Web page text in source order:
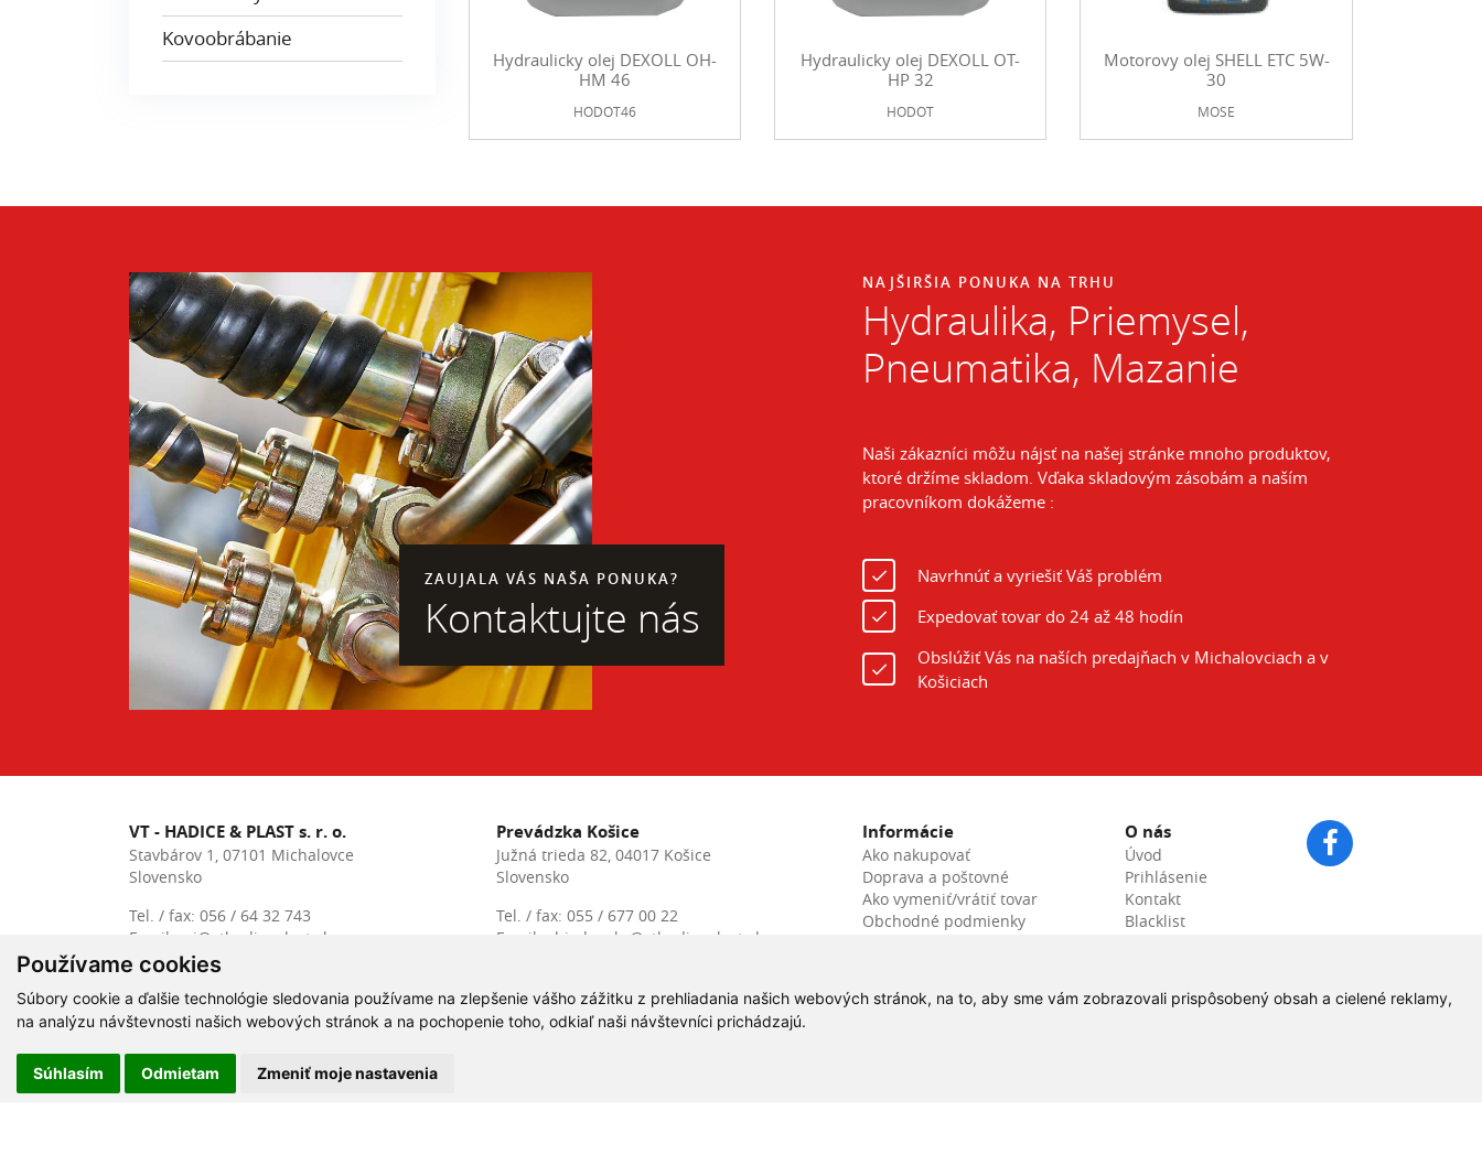
Používame cookies
Súbory cookie a ďalšie technológie sledovania používame na zlepšenie vášho zážitku z prehliadania našich webových stránok, na to, aby sme vám zobrazovali prispôsobený obsah a cielené reklamy,
na analýzu návštevnosti našich webových stránok a na pochopenie toho, odkiaľ naši návštevníci prichádzajú.
Súhlasím Odmietam Zmeniť moje nastavenia
Kovoobrábanie
Hydraulicky olej DEXOLL OH-
HM 46
HODOT46
Hydraulicky olej DEXOLL OT-
HP 32
HODOT
Motorovy olej SHELL ETC 5W-
30
MOSE
NAJŠIRŠIA PONUKA NA TRHU
Hydraulika, Priemysel,
Pneumatika, Mazanie
Naši zákazníci môžu nájsť na našej stránke mnoho produktov,
ktoré držíme skladom. Vďaka skladovým zásobám a naším
pracovníkom dokážeme :
Navrhnúť a vyriešiť Váš problém
Expedovať tovar do 24 až 48 hodín
Obslúžiť Vás na naších predajňach v Michalovciach a v
Košiciach
ZAUJALA VÁS NAŠA PONUKA?
Kontaktujte nás
VT - HADICE & PLAST s. r. o.
Stavbárov 1, 07101 Michalovce
Slovensko
Tel. / fax: 056 / 64 32 743
Email:
mi@vthadiceplast.sk
Otváracia doba: 07:00 - 15:30
NON-STOP
služba:
+421 905 576 534
Prevádzka Košice
Južná trieda 82, 04017 Košice
Slovensko
Tel. / fax: 055 / 677 00 22
Email:
objednavky@vthadiceplast.sk
NON-STOP
služba:
+421 907 918 879
Informácie
Ako nakupovať
Doprava a poštovné
Ako vymeniť/vrátiť tovar
Obchodné podmienky
Cookies
O nás
Úvod
Prihlásenie
Kontakt
Blacklist
Registrovaný servisný